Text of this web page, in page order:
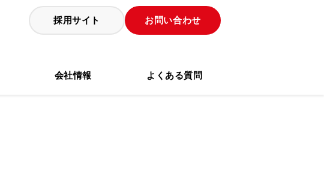
採用サイト お問い合わせ
会社情報 よくある質問